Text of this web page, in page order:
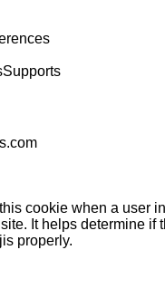
cookie when a user
It helps determine if
properly.